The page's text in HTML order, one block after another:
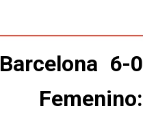
al Genoa
para salir
de Rafa Mir al Aris
6-0